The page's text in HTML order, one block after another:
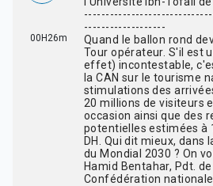
00H26m
-------------------
Quand le ballon rond
Tour opérateur. S'il est
effet) incontestable,
la CAN sur le tourisme
stimulations des
20 millions de visiteurs
occasion ainsi que des
potentielles estimées à
DH. Qui dit mieux, dans
du Mondial 2030 ? On
Hamid Bentahar, Pdt. de
Confédération